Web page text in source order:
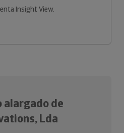
Insight View.
alargado de
Lda